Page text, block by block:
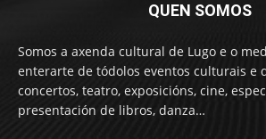
QUEN SOMOS
Somos a axenda cultural de Lugo e o
enterarte de tódolos eventos culturais e
concertos, teatro, exposicións, cine,
presentación de libros, danza…